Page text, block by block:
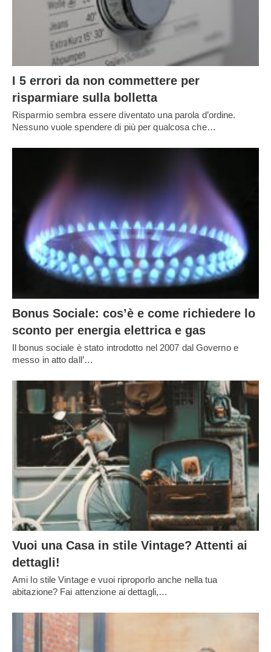
I 5 errori da non commettere per
risparmiare sulla bolletta
Risparmio sembra essere diventato una parola d’ordine.
Nessuno vuole spendere di più per qualcosa che…
Bonus Sociale: cos’è e come richiedere lo
sconto per energia elettrica e gas
Il bonus sociale è stato introdotto nel 2007 dal Governo e
messo in atto dall’…
Vuoi una Casa in stile Vintage? Attenti ai
dettagli!
Ami lo stile Vintage e vuoi riproporlo anche nella tua
abitazione? Fai attenzione ai dettagli,…